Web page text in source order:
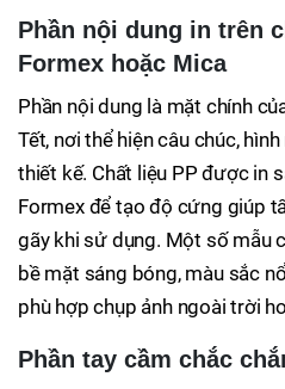
Phần nội dung in trên
Formex hoặc Mica
Phần nội dung là mặt chính
Tết, nơi thể hiện câu chúc,
thiết kế. Chất liệu PP được in
Formex để tạo độ cứng giúp
gãy khi sử dụng. Một số mẫu
bề mặt sáng bóng, màu sắc
phù hợp chụp ảnh ngoài trời
Phần tay cầm chắc